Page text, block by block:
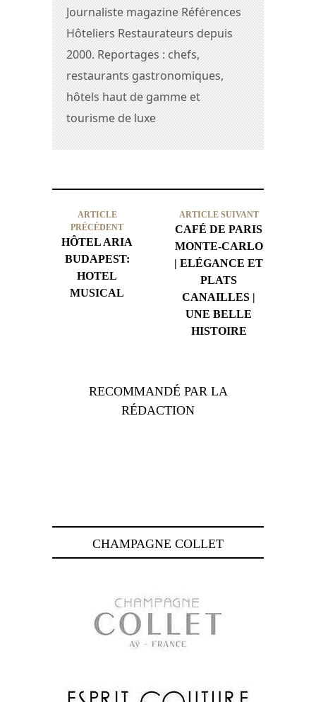
Journaliste magazine Références
Hôteliers Restaurateurs depuis
2000. Reportages : chefs,
restaurants gastronomiques,
hôtels haut de gamme et
tourisme de luxe
ARTICLE
PRÉCÉDENT
HÔTEL ARIA
BUDAPEST:
HOTEL
MUSICAL
ARTICLE SUIVANT
CAFÉ DE PARIS
MONTE-CARLO
| ELÉGANCE ET
PLATS
CANAILLES |
UNE BELLE
HISTOIRE
RECOMMANDÉ PAR LA
RÉDACTION
CHAMPAGNE COLLET